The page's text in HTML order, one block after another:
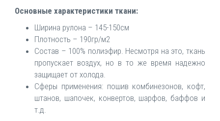
Основные характеристики ткани:
Ширина рулона – 145-150см
Плотность – 190гр/м2
Состав – 100% полиэфир. Несмотря на это, ткань
пропускает воздух, но в то же время надежно
защищает от холода.
Сферы применения: пошив комбинезонов, кофт,
штанов, шапочек, конвертов, шарфов, баффов и
т.д.